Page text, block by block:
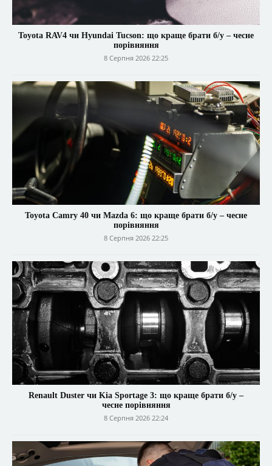
Toyota RAV4 чи Hyundai Tucson: що краще брати б/у – чесне
порівняння
8 Серпня 2026 22:25
Toyota Camry 40 чи Mazda 6: що краще брати б/у – чесне
порівняння
8 Серпня 2026 22:25
Renault Duster чи Kia Sportage 3: що краще брати б/у –
чесне порівняння
8 Серпня 2026 22:24